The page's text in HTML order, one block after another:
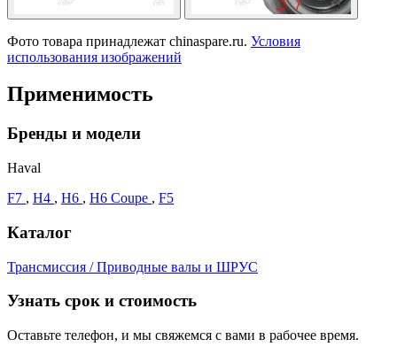
Фото товара принадлежат chinaspare.ru. Условия
использования изображений
Применимость
Бренды и модели
Haval
F7 , H4 , H6 , H6 Coupe , F5
Каталог
Трансмиссия / Приводные валы и ШРУС
Узнать срок и стоимость
Оставьте телефон, и мы свяжемся с вами в рабочее время.